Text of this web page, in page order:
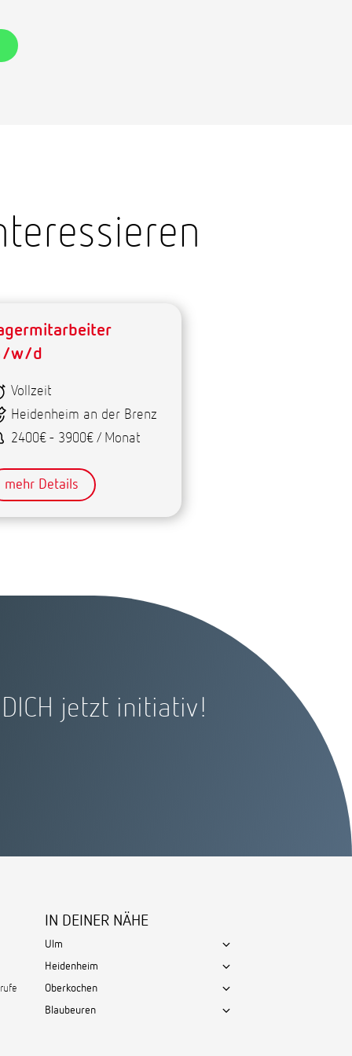
w/d
Vollzeit
Heidenheim an der Brenz
2400€ - 3900€ / Monat
mehr Details
jetzt initiativ!
IN DEINER NÄHE
Ulm
Heidenheim
Oberkochen
Blaubeuren